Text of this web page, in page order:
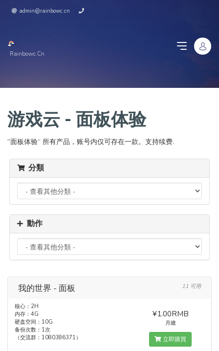
admin@rainbowc.cn
Rainbowc.cn
游戏云 - 面板体验
”面板体验“ 所有产品，账号内仅可存在一款。支持续费.
分類
動作
我的世界 - 面板 11 可用
核心：2H
内存：4G
硬盘空间：10G
备份次数：1次
（交流群：1080386371）
¥1.00RMB
月繳
立即購買